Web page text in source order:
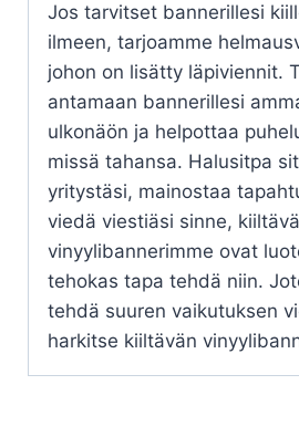
Jos tarvitset bannerillesi
ilmeen, tarjoamme
johon on lisätty läpiviennit.
antamaan bannerillesi
ulkonäön ja helpottaa
missä tahansa. Halusitpa
yritystäsi, mainostaa
viedä viestiäsi sinne,
vinyylibannerimme ovat
tehokas tapa tehdä niin.
tehdä suuren vaikutuksen
harkitse kiiltävän